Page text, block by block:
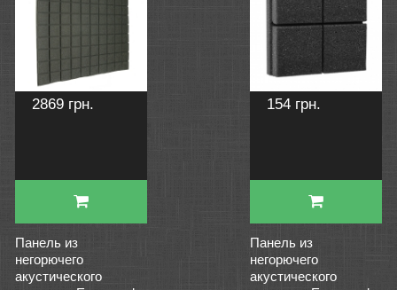
2869 грн.
Панель из
негорючего
акустического
154 грн.
Панель из
негорючего
акустического